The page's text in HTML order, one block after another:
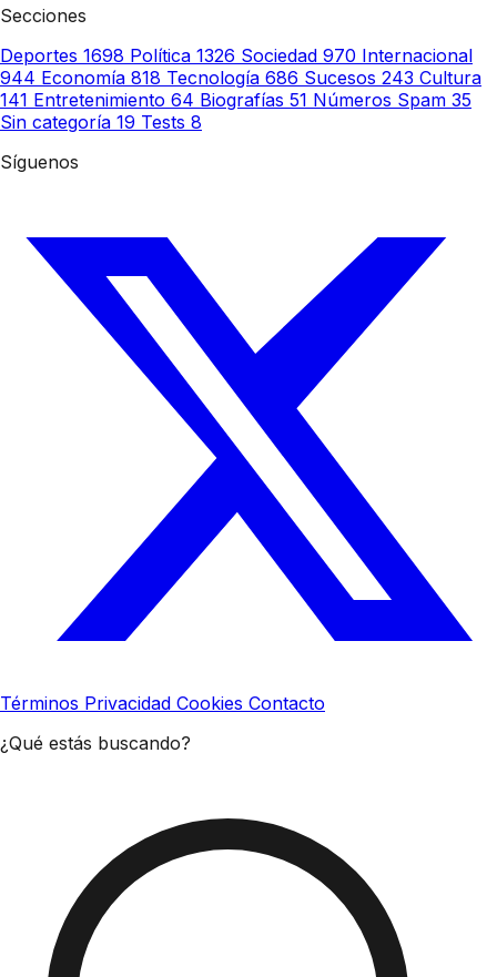
Secciones
Deportes 1698 Política 1326 Sociedad 970 Internacional
944 Economía 818 Tecnología 686 Sucesos 243 Cultura
141 Entretenimiento 64 Biografías 51 Números Spam 35
Sin categoría 19 Tests 8
Síguenos
Términos Privacidad Cookies Contacto
¿Qué estás buscando?